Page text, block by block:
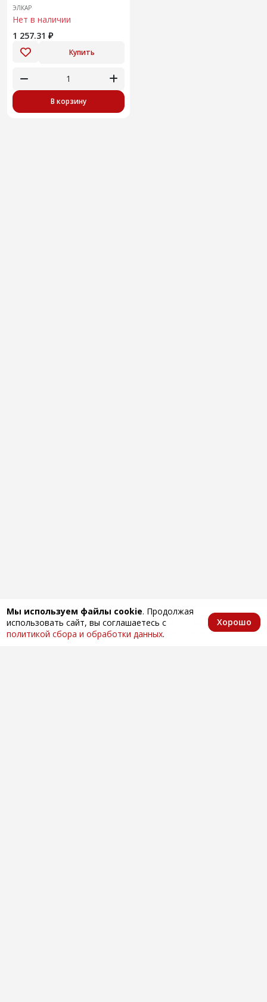
ЭЛКАР
Нет в наличии
1 257.31 ₽
Купить
В корзину
Мы используем файлы cookie. Продолжая
использовать сайт, вы соглашаетесь с
политикой сбора и обработки данных.
Хорошо
Главная КаталогИзбранноеКорзина Аккаунт